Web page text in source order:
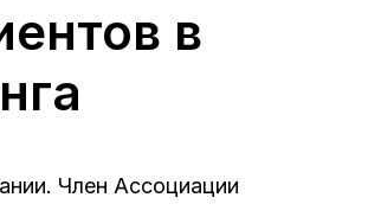
в
Член Ассоциации